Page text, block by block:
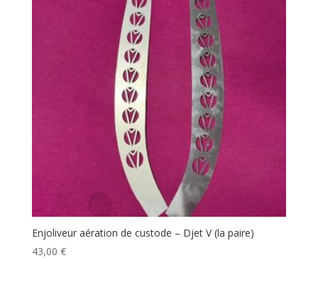
Enjoliveur aération de custode – Djet V (la paire)
43,00 €